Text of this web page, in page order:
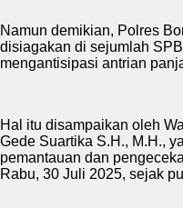
Namun demikian, Polres
disiagakan di sejumlah
mengantisipasi antrian
Hal itu disampaikan oleh
Gede Suartika S.H., M.H.,
pemantauan dan
Rabu, 30 Juli 2025, sejak